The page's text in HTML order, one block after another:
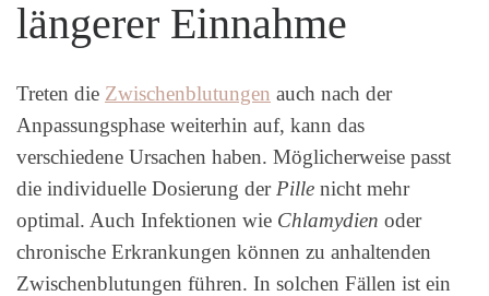
längerer Einnahme
Treten die Zwischenblutungen auch nach der
Anpassungsphase weiterhin auf, kann das
verschiedene Ursachen haben. Möglicherweise passt
die individuelle Dosierung der Pille nicht mehr
optimal. Auch Infektionen wie Chlamydien oder
chronische Erkrankungen können zu anhaltenden
Zwischenblutungen führen. In solchen Fällen ist ein